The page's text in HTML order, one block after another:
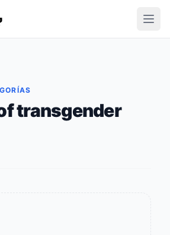
transgender